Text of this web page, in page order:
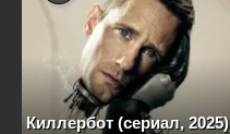
Киллербот (сериал, 2025)